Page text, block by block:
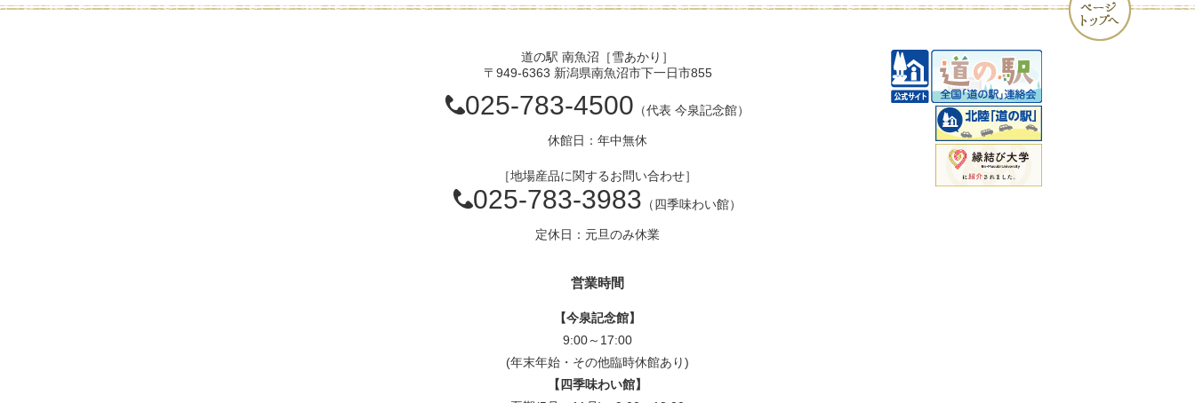
道の駅 南魚沼［雪あかり］
〒949-6363 新潟県南魚沼市下一日市855
025-783-4500 （代表 今泉記念館）
休館日：年中無休
［地場産品に関するお問い合わせ］
025-783-3983 （四季味わい館）
定休日：元旦のみ休業
営業時間
【今泉記念館】
9:00～17:00
(年末年始・その他臨時休館あり)
【四季味わい館】